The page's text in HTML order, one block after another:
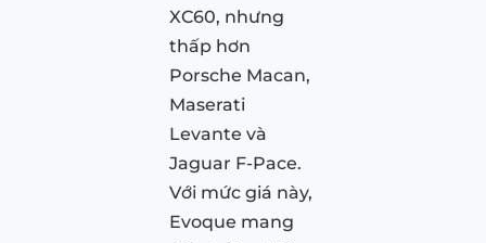
XC60, nhưng
thấp hơn
Porsche Macan,
Maserati
Levante và
Jaguar F-Pace.
Với mức giá này,
Evoque mang